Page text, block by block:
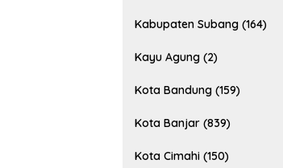
Kabupaten Subang (164)
Kayu Agung (2)
Kota Bandung (159)
Kota Banjar (839)
Kota Cimahi (150)